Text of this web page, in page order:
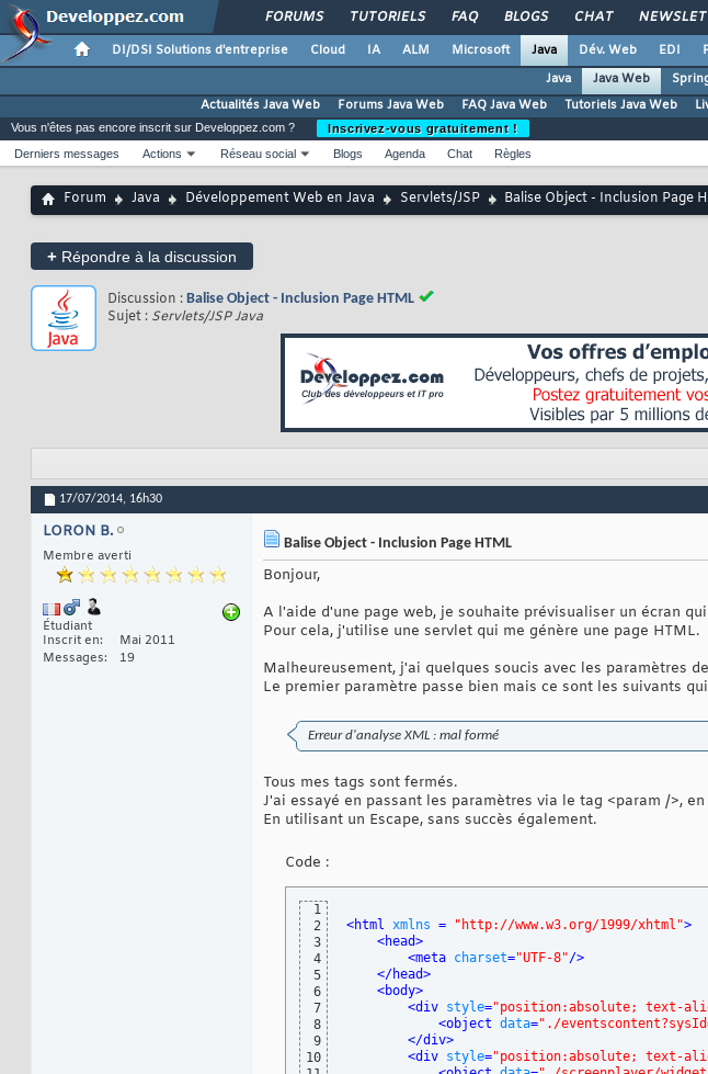
FORUMS TUTORIELS FAQ BLOGS CHAT
DI/DSI Solutions d'entreprise Cloud IA ALM Microsoft Java Dév. Web EDI
Java
Java Web
Actualités Java Web
Forums Java Web FAQ Java Web Tutoriels Java Web
Vous n'êtes pas encore inscrit sur Developpez.com ?
Inscrivez-vous gratuitement !
Derniers messages
Actions Réseau social Blogs Agenda Chat Règles
Forum Java Développement Web en Java Servlets/JSP Balise Object - Inclusion Page
+ Répondre à la discussion
Discussion : Balise Object - Inclusion Page HTML
Sujet : Servlets/JSP Java
17/07/2014, 16h30
LORON B.
Membre averti
Étudiant
Inscrit en
Mai 2011
Messages
19
Balise Object - Inclusion Page HTML
Bonjour,
A l'aide d'une page web, je souhaite prévisualiser un écran
Pour cela, j'utilise une servlet qui me génère une page HTML.
Malheureusement, j'ai quelques soucis avec les paramètres
Le premier paramètre passe bien mais ce sont les suivants
Erreur d'analyse XML : mal formé
Tous mes tags sont fermés.
J'ai essayé en passant les paramètres via le tag <param />, en
En utilisant un Escape, sans succès également.
Code :
1
2
3
4
5
6
7
8
9
10
<html xmlns = "http://www.w3.org/1999/xhtml">
<head>
<meta charset="UTF-8"/>
</head>
<body>
<div style="position:absolute; text-
<object data="./
</div>
<div style="position:absolute; text-